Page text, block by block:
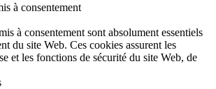
à consentement
à consentement sont absolument essentiels
du site Web. Ces cookies assurent les
et les fonctions de sécurité du site Web, de